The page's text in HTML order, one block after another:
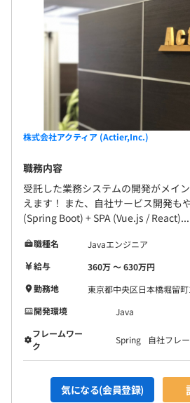
株式会社アクティア (Actier,Inc.)
職務内容
受託した業務システムの開発がメイ
えます！ また、自社サービス開発も
(Spring Boot) + SPA (Vue.js / React)...
職種名
Javaエンジニア
給与
360万 〜 630万円
勤務地
東京都中央区日本橋堀留
開発環境
Java
フレームワー
ク
Spring 自社フレ
気になる(会員登録)